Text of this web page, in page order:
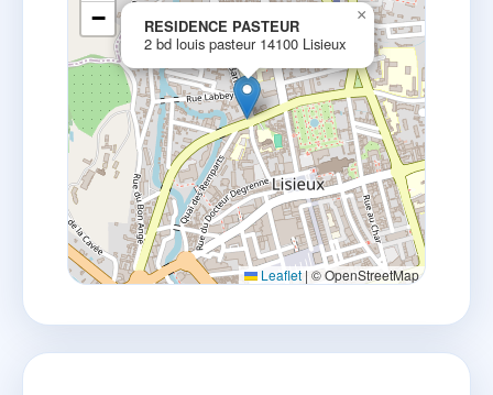
RESIDENCE PASTEUR
2 bd louis pasteur 14100 Lisieux
×
−
Leaflet | © OpenStreetMap